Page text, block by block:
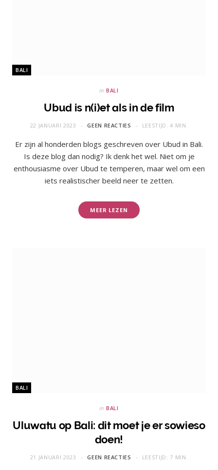
BALI
in BALI
Ubud is n(i)et als in de film
22 JANUARI 2023 GEEN REACTIES LEESTIJD: 4 MIN.
Er zijn al honderden blogs geschreven over Ubud in Bali.
Is deze blog dan nodig? Ik denk het wel. Niet om je
enthousiasme over Ubud te temperen, maar wel om een
iets realistischer beeld neer te zetten.
MEER LEZEN
BALI
in BALI
Uluwatu op Bali: dit moet je er sowieso
doen!
21 JANUARI 2023 GEEN REACTIES LEESTIJD: 7 MIN.